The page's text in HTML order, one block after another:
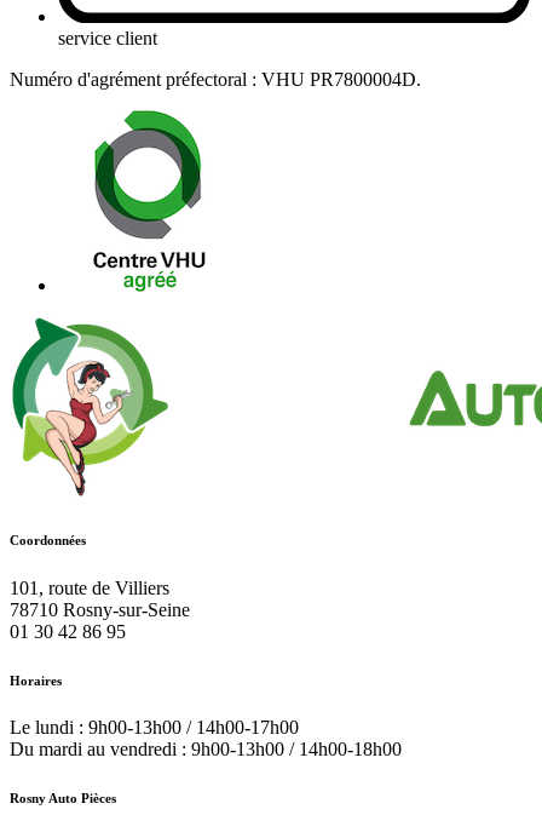
service client
Numéro d'agrément préfectoral : VHU PR7800004D.
Coordonnées
101, route de Villiers
78710 Rosny-sur-Seine
01 30 42 86 95
Horaires
Le lundi : 9h00-13h00 / 14h00-17h00
Du mardi au vendredi : 9h00-13h00 / 14h00-18h00
Rosny Auto Pièces